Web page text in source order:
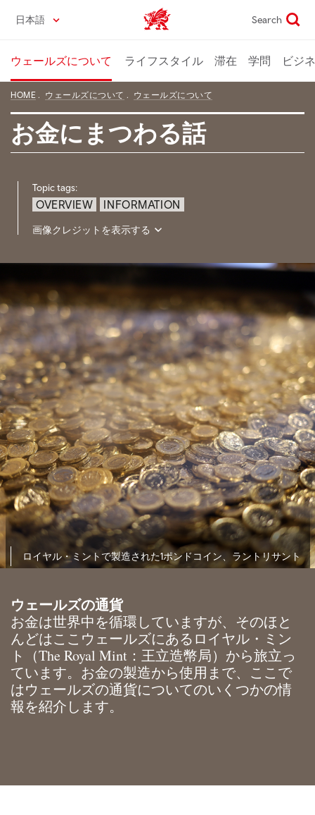
content
日本語 Wales home Search
ウェールズについて ライフスタイル 滞在 学問 ビジ
HOME ウェールズについて ウェールズについて
お金にまつわる話
Topic tags:
OVERVIEW INFORMATION
画像クレジットを表示する
ロイヤル・ミントで製造された1ポンドコイン、ラントリサント
ウェールズの通貨
お金は世界中を循環していますが、そのほと
んどはここウェールズにあるロイヤル・ミン
ト（The Royal Mint：王立造幣局）から旅立っ
ています。お金の製造から使用まで、ここで
はウェールズの通貨についてのいくつかの情
報を紹介します。